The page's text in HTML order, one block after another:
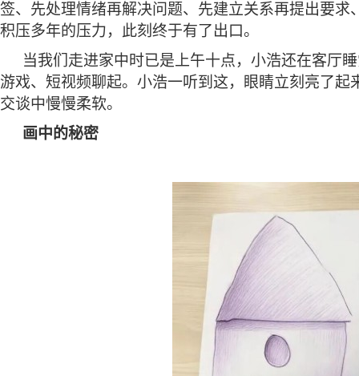
签、先处理情绪再解决问题、先建立关系再提出要
积压多年的压力，此刻终于有了出口。
当我们走进家中时已是上午十点，小浩还在客厅
游戏、短视频聊起。小浩一听到这，眼睛立刻亮了
交谈中慢慢柔软。
画中的秘密